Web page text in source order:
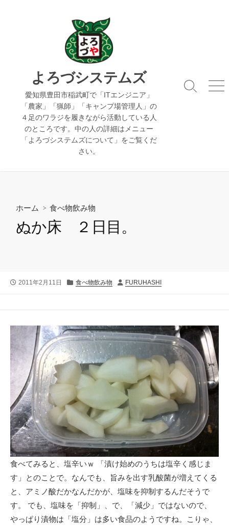
よろづシステムズ
愛知県豊田市稲武町で「ITエンジニア」
「農家」「猟師」「キャンプ場管理人」の
４足のワラジを履きながら活動している人
のところです。中の人の詳細はメニュー
「よろづシステムズについて」をご覧くだ
さい。
検
メ
ホーム > 食べ物飲み物
ぬか床 ２日目。
公
2011年2月11日
カ
食べ物飲み物
投
FURUHASHI
食べてみると、塩辛いｗ 「漬け始めのうちは塩辛く感じま
す」とのことで。なんでも、旨みを出す乳酸菌が増えてくる
と、アミノ酸だかなんだかが、塩味を抑制するんだそうで
す。 でも、塩味を「抑制」、で、「減少」ではないので、
やっぱり漬物は「塩分」は多い食品のようですね。こりゃ、